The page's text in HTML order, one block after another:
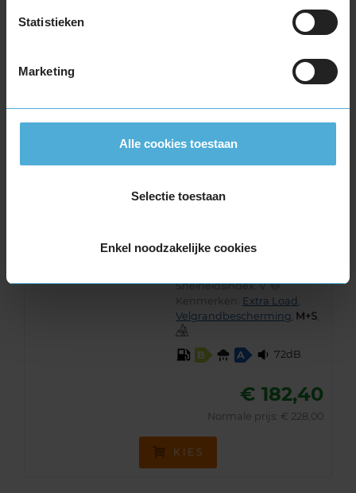
Statistieken
Marketing
Alle cookies toestaan
Selectie toestaan
Enkel noodzakelijke cookies
Extra Load
70dB
KIES
A-merk alternatief
Snelheidsindex:V
Kenmerken: Extra Load
Velgrandbescherming
B A 72dB
€ 182,40
Normale prijs: € 228,00
KIES